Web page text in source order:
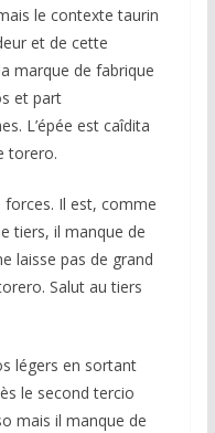
le contexte taurin
et de cette
marque de fabrique
et part
L’épée est caîdita
torero.
Il est, comme
tiers, il manque de
laisse pas de grand
Salut au tiers
légers en sortant
le second tercio
mais il manque de